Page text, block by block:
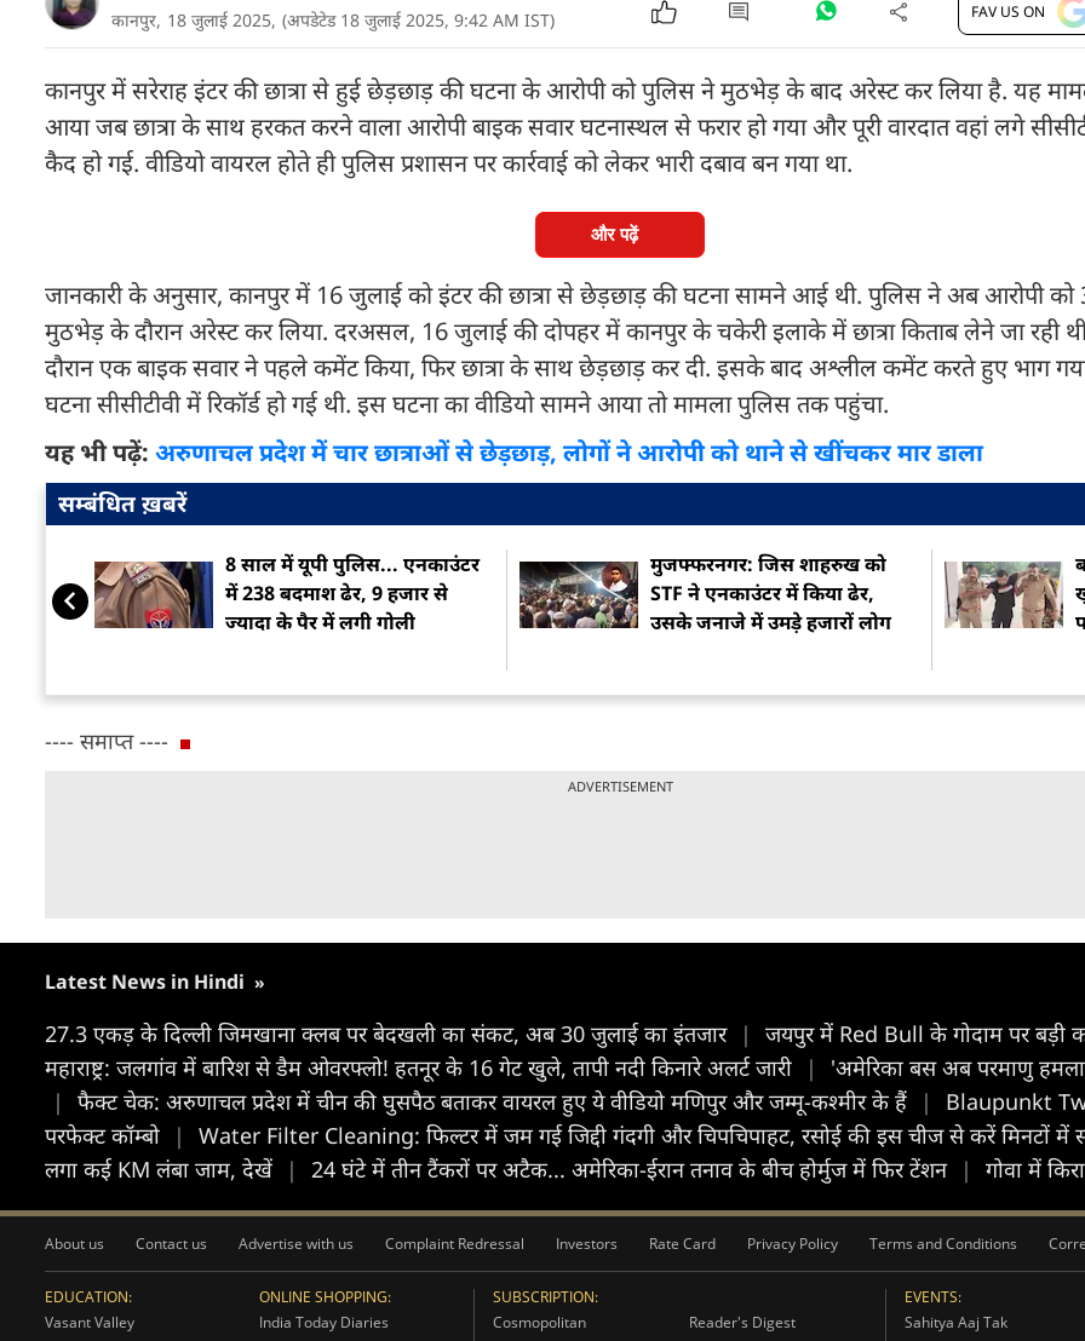
कानपुर, 18 जुलाई 2025, (अपडेटेड 18 जुलाई 2025, 9:42 AM IST) FAV US ON
कानपुर में सरेराह इंटर की छात्रा से हुई छेड़छाड़ की घटना के आरोपी को पुलिस ने मुठभेड़ के बाद अरेस्ट कर लिया है. यह
आया जब छात्रा के साथ हरकत करने वाला आरोपी बाइक सवार घटनास्थल से फरार हो गया और पूरी वारदात वहां लगे
कैद हो गई. वीडियो वायरल होते ही पुलिस प्रशासन पर कार्रवाई को लेकर भारी दबाव बन गया था.
और पढ़ें
जानकारी के अनुसार, कानपुर में 16 जुलाई को इंटर की छात्रा से छेड़छाड़ की घटना सामने आई थी. पुलिस ने अब आरोपी
मुठभेड़ के दौरान अरेस्ट कर लिया. दरअसल, 16 जुलाई की दोपहर में कानपुर के चकेरी इलाके में छात्रा किताब लेने जा रही
दौरान एक बाइक सवार ने पहले कमेंट किया, फिर छात्रा के साथ छेड़छाड़ कर दी. इसके बाद अश्लील कमेंट करते हुए भाग
घटना सीसीटीवी में रिकॉर्ड हो गई थी. इस घटना का वीडियो सामने आया तो मामला पुलिस तक पहुंचा.
यह भी पढ़ें: अरुणाचल प्रदेश में चार छात्राओं से छेड़छाड़, लोगों ने आरोपी को थाने से खींचकर मार डाला
सम्बंधित ख़बरें
8 साल में यूपी पुलिस... एनकाउंटर
में 238 बदमाश ढेर, 9 हजार से
ज्यादा के पैर में लगी गोली
मुजफ्फरनगर: जिस शाहरुख को
STF ने एनकाउंटर में किया ढेर,
उसके जनाजे में उमड़े हजारों लोग
---- समाप्त ----
ADVERTISEMENT
Latest News in Hindi »
27.3 एकड़ के दिल्ली जिमखाना क्लब पर बेदखली का संकट, अब 30 जुलाई का इंतजार | जयपुर में Red Bull के गोदाम पर बड़ी
महाराष्ट्र: जलगांव में बारिश से डैम ओवरफ्लो! हतनूर के 16 गेट खुले, तापी नदी किनारे अलर्ट जारी
|
'अमेरिका बस अब परमाणु
|
फैक्ट चेक: अरुणाचल प्रदेश में चीन की घुसपैठ बताकर वायरल हुए ये वीडियो मणिपुर और जम्मू-कश्मीर के हैं |
Blaupunkt
परफेक्ट कॉम्बो
| Water Filter Cleaning: फिल्टर में जम गई जिद्दी गंदगी और चिपचिपाहट, रसोई की इस चीज से करें मिनटों में
लगा कई KM लंबा जाम, देखें
| 24 घंटे में तीन टैंकरों पर अटैक... अमेरिका-ईरान तनाव के बीच होर्मुज में फिर टेंशन | गोवा में
About us Contact us Advertise with us Complaint Redressal Investors Rate Card Privacy Policy Terms and Conditions
EDUCATION:
Vasant Valley
ONLINE SHOPPING:
India Today Diaries
SUBSCRIPTION:
Cosmopolitan
Reader's Digest
EVENTS:
Sahitya Aaj Tak